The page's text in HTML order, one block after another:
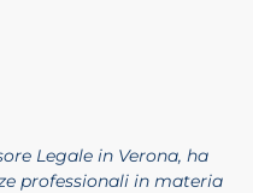
Legale in Verona, ha
professionali in materia